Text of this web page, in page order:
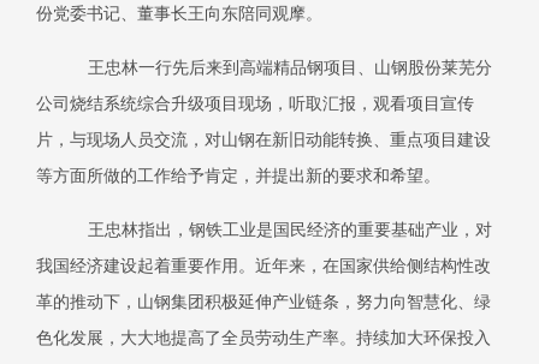
份党委书记、董事长王向东陪同观摩。
王忠林一行先后来到高端精品钢项目、山钢股份莱芜分
公司烧结系统综合升级项目现场，听取汇报，观看项目宣传
片，与现场人员交流，对山钢在新旧动能转换、重点项目建设
等方面所做的工作给予肯定，并提出新的要求和希望。
王忠林指出，钢铁工业是国民经济的重要基础产业，对
我国经济建设起着重要作用。近年来，在国家供给侧结构性改
革的推动下，山钢集团积极延伸产业链条，努力向智慧化、绿
色化发展，大大地提高了全员劳动生产率。持续加大环保投入